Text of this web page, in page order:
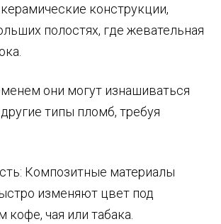
конструкции,
полостях, где жевательная
они могут изнашиваться
типы пломб, требуя
Композитные материалы
изменяют цвет под
кофе, чая или табака.